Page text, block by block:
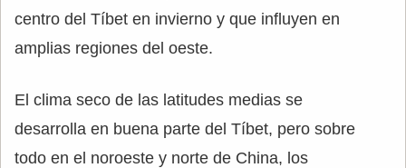
centro del Tíbet en invierno y que influyen en
amplias regiones del oeste.
El clima seco de las latitudes medias se
desarrolla en buena parte del Tíbet, pero sobre
todo en el noroeste y norte de China, los